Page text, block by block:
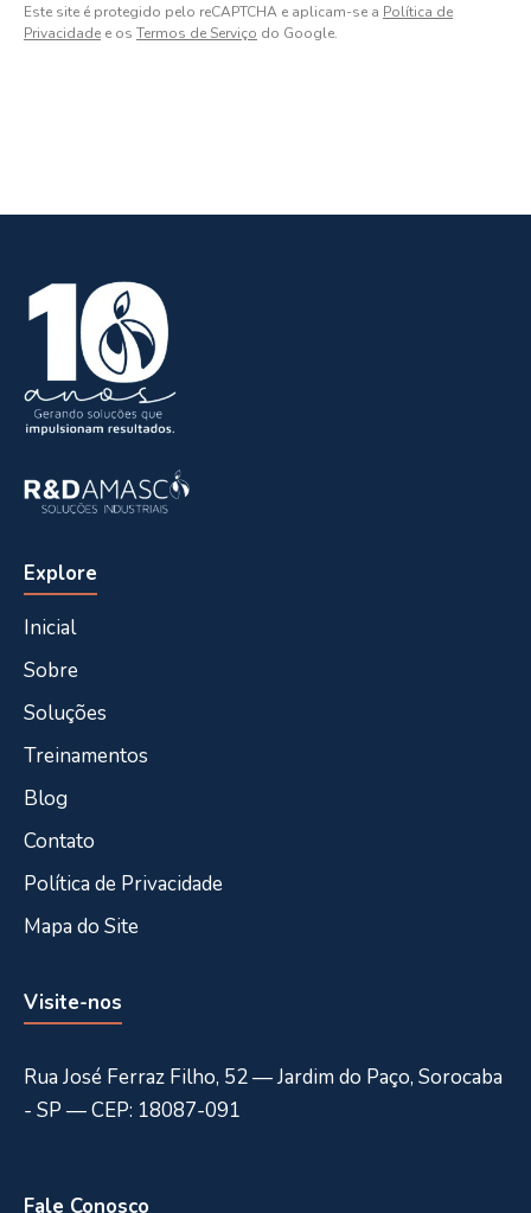
Este site é protegido pelo reCAPTCHA e aplicam-se a Política de
Privacidade e os Termos de Serviço do Google.
Explore
Inicial
Sobre
Soluções
Treinamentos
Blog
Contato
Política de Privacidade
Mapa do Site
Visite-nos
Rua José Ferraz Filho, 52 — Jardim do Paço, Sorocaba
- SP — CEP: 18087-091
Fale Conosco